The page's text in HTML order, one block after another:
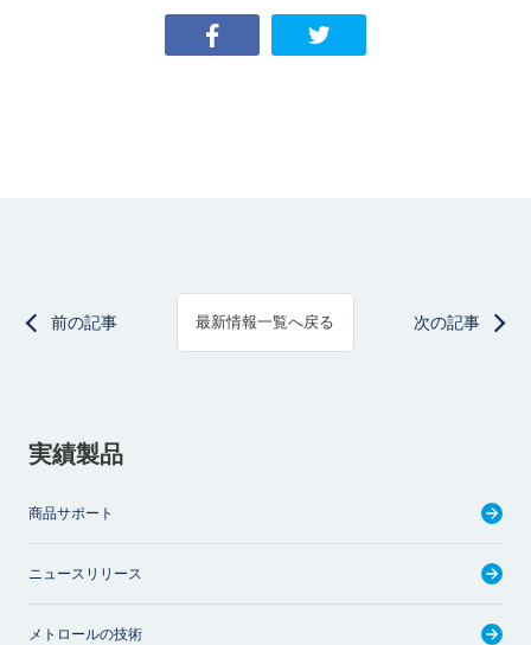
前の記事 最新情報一覧へ戻る 次の記事
実績製品
商品サポート
ニュースリリース
メトロールの技術